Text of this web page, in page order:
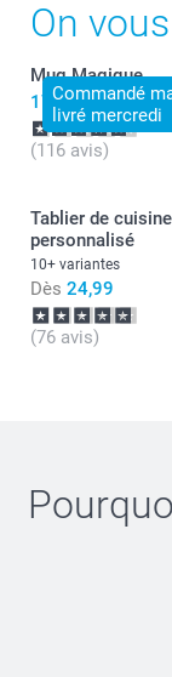
ravie
Je vous
On
Commandé
livré mercredi
Mug Magique
17,99
(116 avis)
Tablier de cuisine
personnalisé
10+ variantes
Dès 24,99
(76 avis)